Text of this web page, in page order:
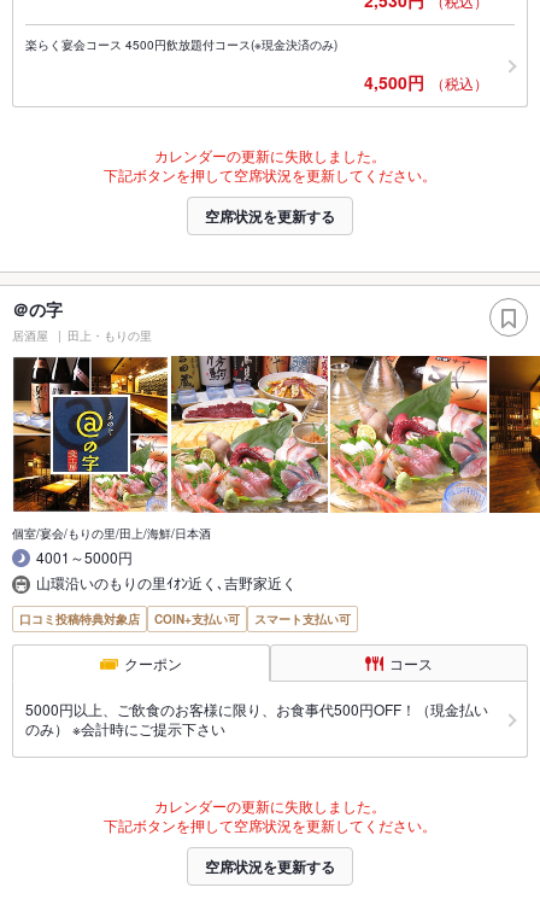
楽らく宴会コース 4500円飲放題付コース(※現金決済のみ)
4,500円 （税込）
カレンダーの更新に失敗しました。
下記ボタンを押して空席状況を更新してください。
空席状況を更新する
＠の字
居酒屋 田上・もりの里
個室/宴会/もりの里/田上/海鮮/日本酒
4001～5000円
山環沿いのもりの里ｲｵﾝ近く､吉野家近く
口コミ投稿特典対象店 COIN+支払い可 スマート支払い可
クーポン コース
5000円以上、ご飲食のお客様に限り、お食事代500円OFF！（現金払い
のみ） ※会計時にご提示下さい
カレンダーの更新に失敗しました。
下記ボタンを押して空席状況を更新してください。
空席状況を更新する